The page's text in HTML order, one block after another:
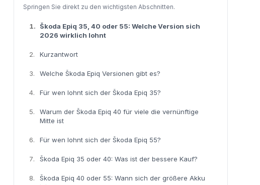
Springen Sie direkt zu den wichtigsten Abschnitten.
1.
Škoda Epiq 35, 40 oder 55: Welche Version sich
2026 wirklich lohnt
2. Kurzantwort
3. Welche Škoda Epiq Versionen gibt es?
4. Für wen lohnt sich der Škoda Epiq 35?
5.
Warum der Škoda Epiq 40 für viele die vernünftige
Mitte ist
6. Für wen lohnt sich der Škoda Epiq 55?
7. Škoda Epiq 35 oder 40: Was ist der bessere Kauf?
8.
Škoda Epiq 40 oder 55: Wann sich der größere Akku